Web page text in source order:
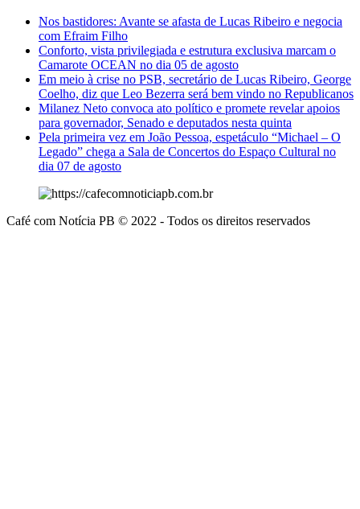
Nos bastidores: Avante se afasta de Lucas Ribeiro e negocia
com Efraim Filho
Conforto, vista privilegiada e estrutura exclusiva marcam o
Camarote OCEAN no dia 05 de agosto
Em meio à crise no PSB, secretário de Lucas Ribeiro, George
Coelho, diz que Leo Bezerra será bem vindo no Republicanos
Milanez Neto convoca ato político e promete revelar apoios
para governador, Senado e deputados nesta quinta
Pela primeira vez em João Pessoa, espetáculo “Michael – O
Legado” chega a Sala de Concertos do Espaço Cultural no
dia 07 de agosto
Café com Notícia PB © 2022 - Todos os direitos reservados